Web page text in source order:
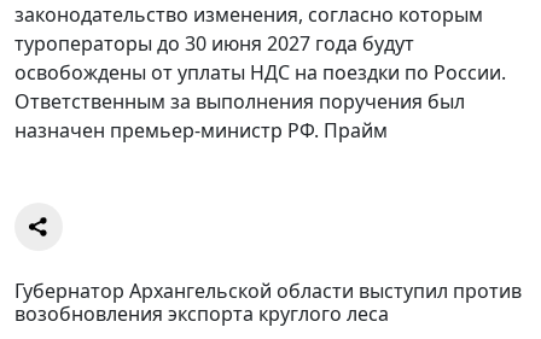
законодательство изменения, согласно которым
туроператоры до 30 июня 2027 года будут
освобождены от уплаты НДС на поездки по России.
Ответственным за выполнения поручения был
назначен премьер-министр РФ. Прайм
Губернатор Архангельской области выступил против
возобновления экспорта круглого леса